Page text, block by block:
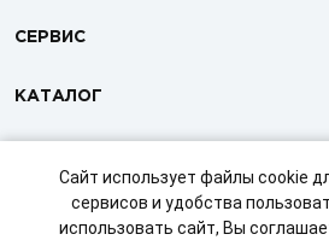
Сайт использует файлы cookie
сервисов и удобства
использовать сайт, Вы
СЕРВИС
КАТАЛОГ